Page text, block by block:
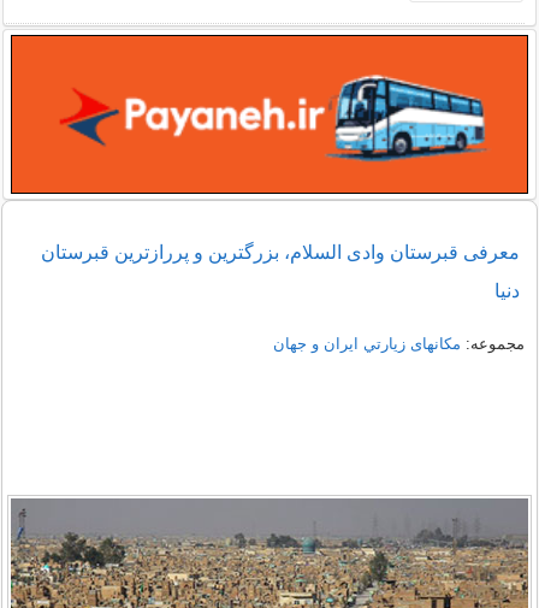
معرفی قبرستان وادی‌ السلام، بزرگترین و پررازترین قبرستان
دنیا
مجموعه: مکانهای زيارتي ايران و جهان